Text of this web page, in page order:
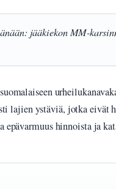
jääkiekon MM-
lajien ystäviä, jotka eivät
epävarmuus hinnoista ja